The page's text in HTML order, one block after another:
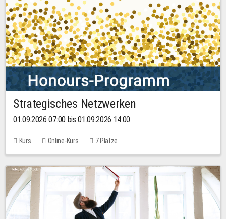
Strategisches Netzwerken
01.09.2026 07:00 bis 01.09.2026 14:00
Kurs Online-Kurs 7 Plätze